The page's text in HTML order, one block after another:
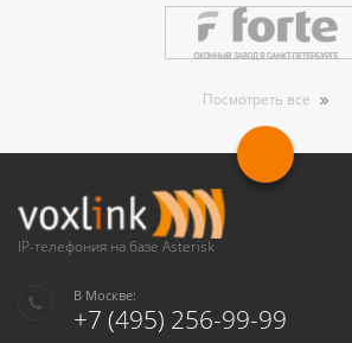
Посмотреть все
IP-телефония на базе Asterisk
В Москве:
+7 (495) 256-99-99